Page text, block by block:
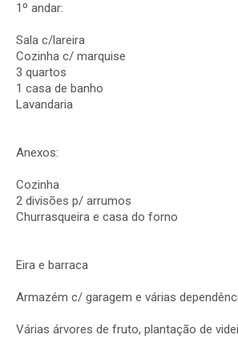
1º andar:
Sala c/lareira
Cozinha c/ marquise
3 quartos
1 casa de banho
Lavandaria
Anexos:
Cozinha
2 divisões p/ arrumos
Churrasqueira e casa do forno
Eira e barraca
Armazém c/ garagem e várias
Várias árvores de fruto, plantação de